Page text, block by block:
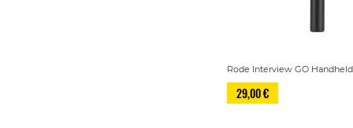
Rode Interview GO
29,00 €